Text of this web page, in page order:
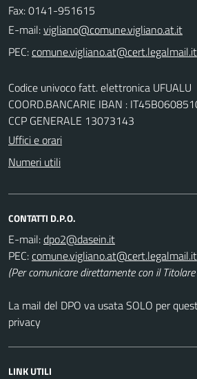
Fax: 0141-951615
E-mail:
PEC:
Codice univoco fatt. elettronica UFUALU
COORD.BANCARIE IBAN :
CCP GENERALE 13073143
Uffici e orari
Numeri utili
CONTATTI D.P.O.
E-mail:
PEC:
(Per comunicare direttamente con il
La mail del DPO va usata SOLO per
privacy
LINK UTILI